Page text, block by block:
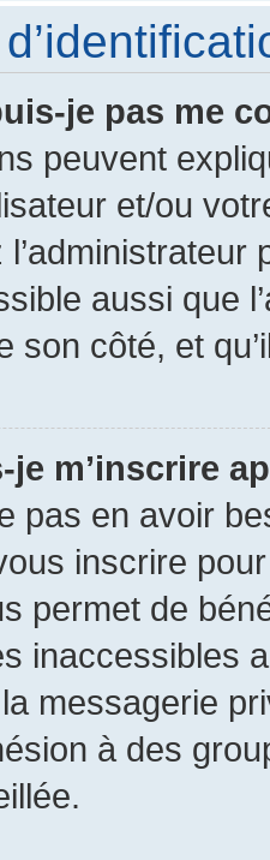
je pas me
peuvent
et/ou
aussi que
son côté, et
m’inscrire
pas en avoir
inscrire
permet de
inaccessibles
messagerie
à des